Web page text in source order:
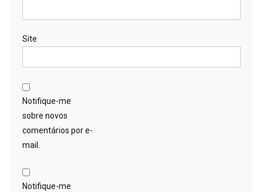
Site
Notifique-me
sobre novos
comentários por e-
mail.
Notifique-me